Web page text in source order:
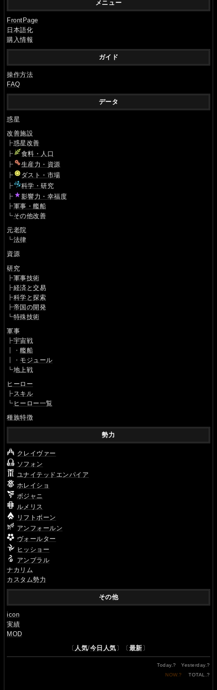
メニュー
FrontPage
日本語化
購入情報
ガイド
操作方法
FAQ
データ
惑星
改善施設
┣惑星改善
┣
食料・人口
┣
生産力・資源
┣
ダスト・市場
┣
科学・研究
┣
影響力・幸福度
┣軍事・艦船
┗その他改善
元老院
┗法律
資源
研究
┣軍事技術
┣経済と交易
┣科学と探索
┣帝国の開発
┗特殊技術
軍事
┣宇宙戦
┃・艦船
┃・ モジュール
┗地上戦
ヒーロー
┣ スキル
┗ ヒーロー一覧
種族特徴
勢力
クレイヴァー
ソフォン
ユナイテッドエンパイア
ホレイショ
ボジャニ
ルメリス
リフトボーン
アンフォールン
ヴォールター
ヒッショー
アンブラル
ナカリム
カスタム勢力
その他
icon
実績
MOD
〔 人気/今日人気 〕〔 最新 〕
Today.? Yesterday.?
NOW.? TOTAL.?